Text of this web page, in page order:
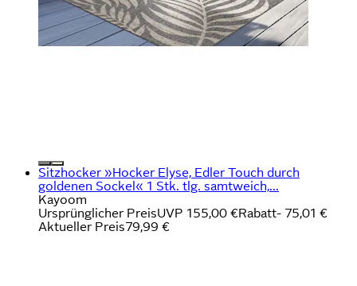
Sitzhocker »Hocker Elyse, Edler Touch durch
goldenen Sockel« 1 Stk. tlg. samtweich,...
Kayoom
Ursprünglicher PreisUVP 155,00 €Rabatt- 75,01 €
Aktueller Preis79,99 €